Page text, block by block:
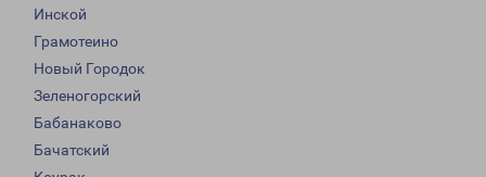
Инской
Грамотеино
Новый Городок
Зеленогорский
Бабанаково
Бачатский